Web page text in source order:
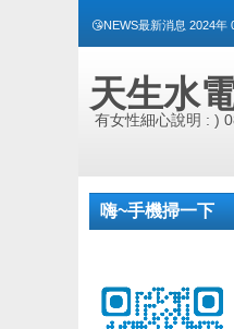
😘NEWS最新消息 2024年
天生水
有女性細心說明 : )
嗨~手機掃一下